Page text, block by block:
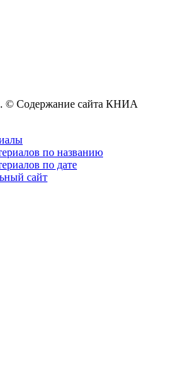
© Содержание сайта КНИА
по названию
по дате
сайт